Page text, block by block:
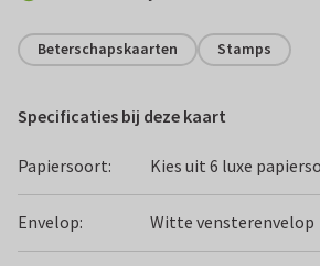
Beterschapskaarten Stamps
Specificaties bij deze kaart
Papiersoort: Kies uit 6 luxe
Envelop: Witte vensterenvelop